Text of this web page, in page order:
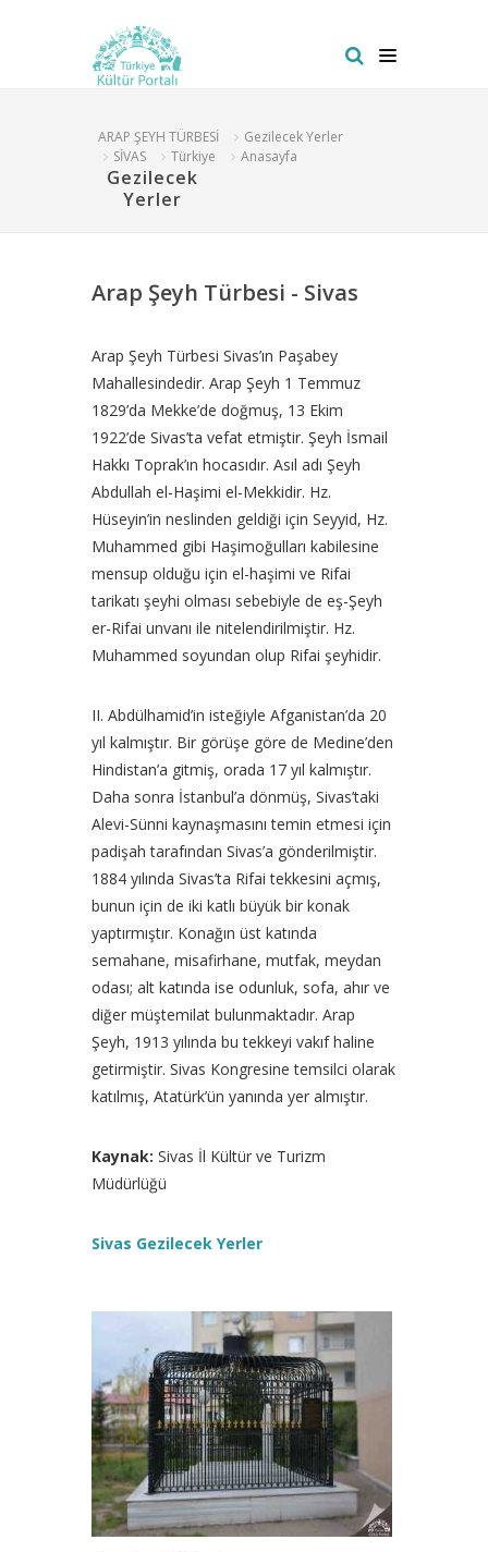
ARAP ŞEYH TÜRBESİ
Gezilecek Yerler
SİVAS
Türkiye Anasayfa
Gezilecek
Yerler
Arap Şeyh Türbesi - Sivas
Arap Şeyh Türbesi Sivas’ın Paşabey
Mahallesindedir. Arap Şeyh 1 Temmuz
1829’da Mekke’de doğmuş, 13 Ekim
1922’de Sivas’ta vefat etmiştir. Şeyh İsmail
Hakkı Toprak’ın hocasıdır. Asıl adı Şeyh
Abdullah el-Haşimi el-Mekkidir. Hz.
Hüseyin’in neslinden geldiği için Seyyid, Hz.
Muhammed gibi Haşimoğulları kabilesine
mensup olduğu için el-haşimi ve Rifai
tarikatı şeyhi olması sebebiyle de eş-Şeyh
er-Rifai unvanı ile nitelendirilmiştir. Hz.
Muhammed soyundan olup Rifai şeyhidir.
II. Abdülhamid’in isteğiyle Afganistan’da 20
yıl kalmıştır. Bir görüşe göre de Medine’den
Hindistan’a gitmiş, orada 17 yıl kalmıştır.
Daha sonra İstanbul’a dönmüş, Sivas’taki
Alevi-Sünni kaynaşmasını temin etmesi için
padişah tarafından Sivas’a gönderilmiştir.
1884 yılında Sivas’ta Rifai tekkesini açmış,
bunun için de iki katlı büyük bir konak
yaptırmıştır. Konağın üst katında
semahane, misafirhane, mutfak, meydan
odası; alt katında ise odunluk, sofa, ahır ve
diğer müştemilat bulunmaktadır. Arap
Şeyh, 1913 yılında bu tekkeyi vakıf haline
getirmiştir. Sivas Kongresine temsilci olarak
katılmış, Atatürk’ün yanında yer almıştır.
Kaynak: Sivas İl Kültür ve Turizm
Müdürlüğü
Sivas Gezilecek Yerler